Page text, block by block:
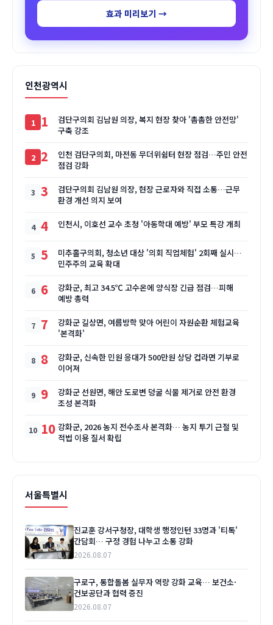
효과 미리보기 →
인천광역시
1
검단구의회 김남원 의장, 복지 현장 찾아 '촘촘한 안전망'
구축 강조
2
인천 검단구의회, 마전동 무더위쉼터 현장 점검…주민 안전
점검 강화
3
검단구의회 김남원 의장, 현장 근로자와 직접 소통…근무
환경 개선 의지 보여
4 인천시, 이호선 교수 초청 '아동학대 예방' 부모 특강 개최
5
미추홀구의회, 청소년 대상 '의회 직업체험' 2회째 실시…
민주주의 교육 확대
6
강화군, 최고 34.5℃ 고수온에 양식장 긴급 점검…피해
예방 총력
7
강화군 길상면, 여름방학 맞아 어린이 자원순환 체험교육
'본격화'
8
강화군, 신속한 민원 응대가 500만원 상당 컵라면 기부로
이어져
9
강화군 선원면, 해안 도로변 덩굴 식물 제거로 안전 환경
조성 본격화
10 강화군, 2026 농지 전수조사 본격화… 농지 투기 근절 및
적법 이용 질서 확립
서울특별시
진교훈 강서구청장, 대학생 행정인턴 33명과 '티톡'
간담회… 구정 경험 나누고 소통 강화
2026.08.07
구로구, 통합돌봄 실무자 역량 강화 교육… 보건소·
건보공단과 협력 증진
2026.08.07